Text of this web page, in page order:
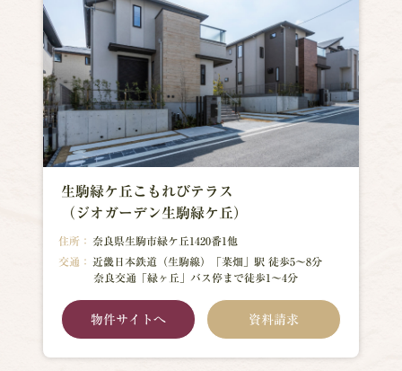
生駒緑ケ丘こもれびテラス
（ジオガーデン生駒緑ケ丘）
住所：
奈良県生駒市緑ケ丘1420番1他
交通：
近畿日本鉄道（生駒線）「菜畑」駅 徒歩5～8分
奈良交通「緑ヶ丘」バス停まで徒歩1～4分
物件サイトへ 資料請求